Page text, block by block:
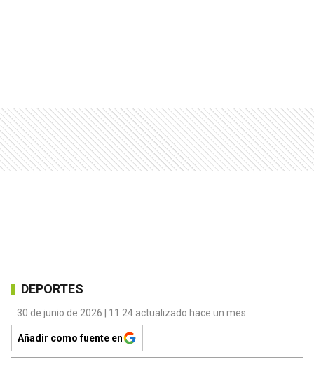
DEPORTES
30 de junio de 2026 | 11:24 actualizado hace un mes
Añadir como fuente en